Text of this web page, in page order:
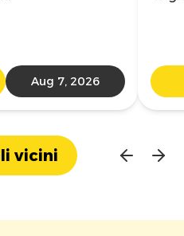
Aug 7, 2026
vicini